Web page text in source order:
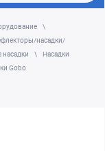
насадки/
Насадки
Gobo